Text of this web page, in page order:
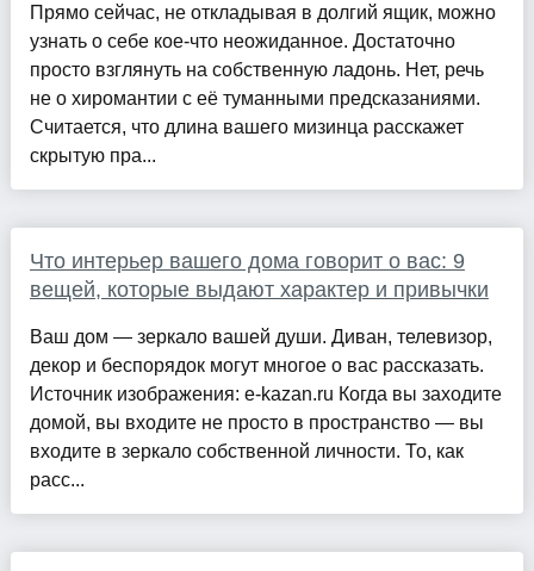
Прямо сейчас, не откладывая в долгий ящик, можно
узнать о себе кое-что неожиданное. Достаточно
просто взглянуть на собственную ладонь. Нет, речь
не о хиромантии с её туманными предсказаниями.
Считается, что длина вашего мизинца расскажет
скрытую пра...
Что интерьер вашего дома говорит о вас: 9
вещей, которые выдают характер и привычки
Ваш дом — зеркало вашей души. Диван, телевизор,
декор и беспорядок могут многое о вас рассказать.
Источник изображения: e-kazan.ru Когда вы заходите
домой, вы входите не просто в пространство — вы
входите в зеркало собственной личности. То, как
расс...